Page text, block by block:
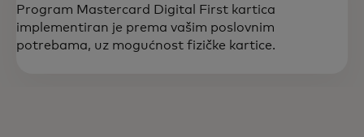
Program Mastercard Digital First kartica
implementiran je prema vašim poslovnim
potrebama, uz mogućnost fizičke kartice.